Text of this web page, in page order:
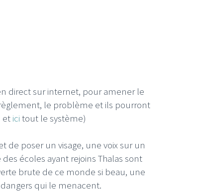
direct sur internet, pour amener le
le problème et ils pourront
et ici tout le système)
poser un visage, une voix sur un
écoles ayant rejoins Thalas sont
brute de ce monde si beau, une
qui le menacent.